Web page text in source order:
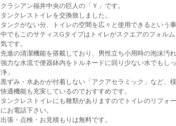
クラシアン福井中央の巨人の「Ｙ」です。
タンクレストイレを交換致しました。
タンクがない分、トイレの空間を広々と使用できるという
中でもこのサティスGタイプはトイレがスクエアのフォル
気です。
先進の清潔機能を搭載しており、男性立ち小用時の泡沫汚
強力な水流で便器鉢内をトルネードに回り少ない水でもし
浄」
黒ずみ・水あかが付着しない「アクアセラミック」など、
快適機能も充実しているのでおすすめです。
タンクレストイレにも種類がありますのでトイレのリフォ
にお電話下さい。
出張・点検・お見積もりは無料です。